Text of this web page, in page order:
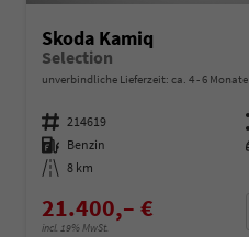
Skoda Kamiq
Selection
unverbindliche Lieferzeit: ca. 4 - 6 Monate
Fahrzeugnummer 214619
Kraftstoff Benzin
Kilometerstand 8 km
21.400,– €
incl. 19% MwSt.